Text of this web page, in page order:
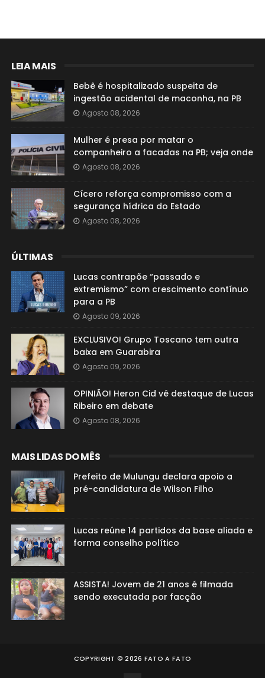
LEIA MAIS
Bebê é hospitalizado suspeita de
ingestão acidental de maconha, na PB
Agosto 08, 2026
Mulher é presa por matar o
companheiro a facadas na PB; veja onde
Agosto 08, 2026
Cícero reforça compromisso com a
segurança hídrica do Estado
Agosto 08, 2026
ÚLTIMAS
Lucas contrapõe “passado e
extremismo” com crescimento contínuo
para a PB
Agosto 09, 2026
EXCLUSIVO! Grupo Toscano tem outra
baixa em Guarabira
Agosto 09, 2026
OPINIÃO! Heron Cid vê destaque de Lucas
Ribeiro em debate
Agosto 08, 2026
MAIS LIDAS DO MÊS
Prefeito de Mulungu declara apoio a
pré-candidatura de Wilson Filho
Lucas reúne 14 partidos da base aliada e
forma conselho político
ASSISTA! Jovem de 21 anos é filmada
sendo executada por facção
COPYRIGHT ©2026 FATO A FATO